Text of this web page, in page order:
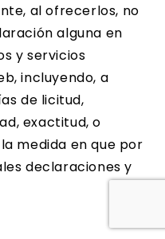
al ofrecerlos, no
alguna en
y servicios
incluyendo, a
de licitud,
exactitud, o
medida en que por
declaraciones y